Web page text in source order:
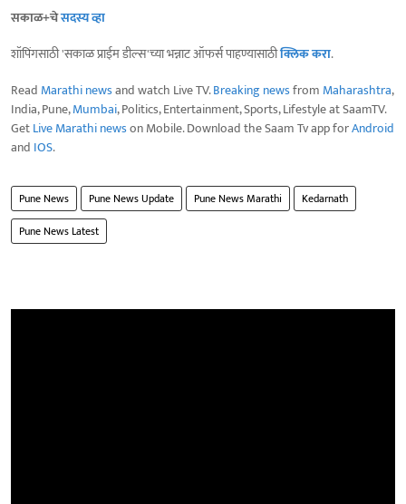
सकाळ+चेसदस्य व्हा
शॉपिंगसाठी 'सकाळ प्राईम डील्स'च्या भन्नाट ऑफर्स पाहण्यासाठीक्लिक करा.
Read Marathi newsand watch Live TV.Breaking newsfrom Maharashtra,
India, Pune,Mumbai, Politics, Entertainment, Sports, Lifestyle at SaamTV.
GetLive Marathi newson Mobile. Download the Saam Tv app forAndroid
and IOS.
Pune News Pune News Update Pune News Marathi
Kedarnath
Pune News Latest